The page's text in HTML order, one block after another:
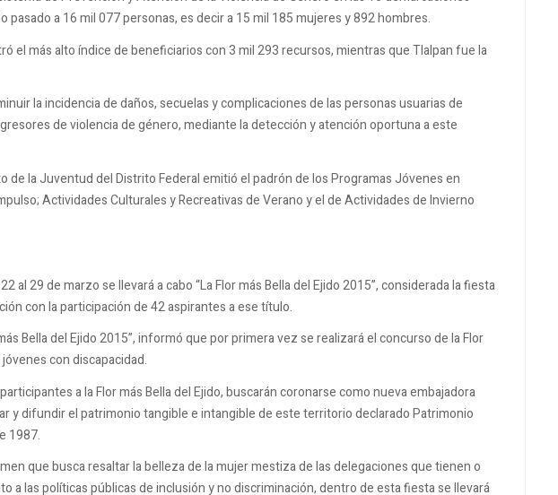
pasado a 16 mil 077 personas, es decir a 15 mil 185 mujeres y 892 hombres.
el más alto índice de beneficiarios con 3 mil 293 recursos, mientras que Tlalpan fue la
la incidencia de daños, secuelas y complicaciones de las personas usuarias de
de violencia de género, mediante la detección y atención oportuna a este
de la Juventud del Distrito Federal emitió el padrón de los Programas Jóvenes en
Actividades Culturales y Recreativas de Verano y el de Actividades de Invierno
al 29 de marzo se llevará a cabo “La Flor más Bella del Ejido 2015”, considerada la fiesta
con la participación de 42 aspirantes a ese título.
Bella del Ejido 2015”, informó que por primera vez se realizará el concurso de la Flor
con discapacidad.
a la Flor más Bella del Ejido, buscarán coronarse como nueva embajadora
y difundir el patrimonio tangible e intangible de este territorio declarado Patrimonio
1987.
que busca resaltar la belleza de la mujer mestiza de las delegaciones que tienen o
a las políticas públicas de inclusión y no discriminación, dentro de esta fiesta se llevará